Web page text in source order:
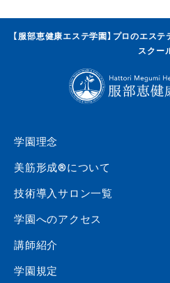
【服部恵健康エステ学園】プロのエス
スクー
学園理念
美筋形成®について
技術導入サロン一覧
学園へのアクセス
講師紹介
学園規定